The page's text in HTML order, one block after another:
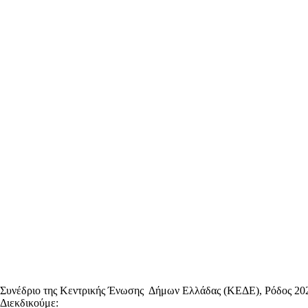
Συνέδριο της Κεντρικής Ένωσης Δήμων Ελλάδας (ΚΕΔΕ), Ρόδος
Διεκδικούμε: